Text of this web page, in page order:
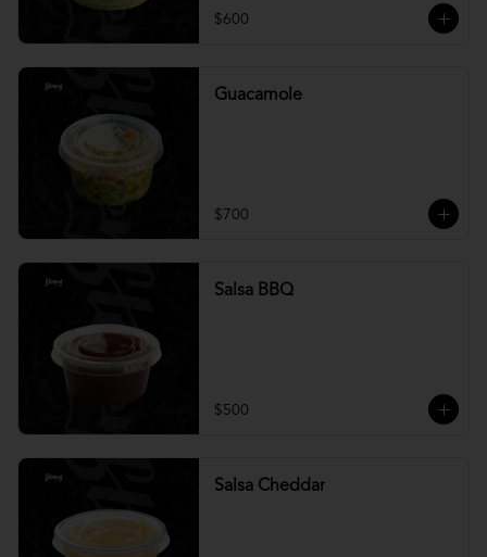
$600
Guacamole
$700
Salsa BBQ
$500
Salsa Cheddar